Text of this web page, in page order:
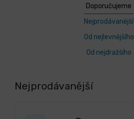
Doporučujeme
Nejprodávanější
Od nejlevnějšího
Od nejdražšího
Nejprodávanější